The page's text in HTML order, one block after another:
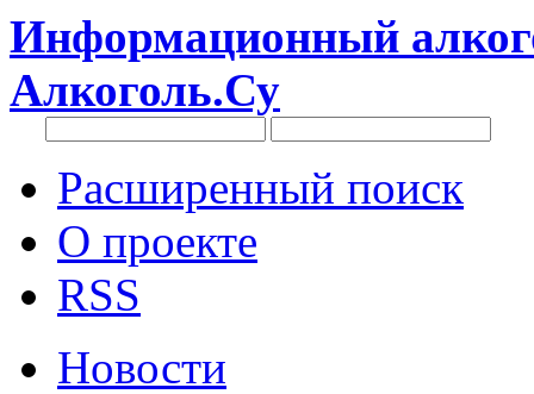
Информационный
Алкоголь.Су
Расширенный поиск
О проекте
RSS
Новости